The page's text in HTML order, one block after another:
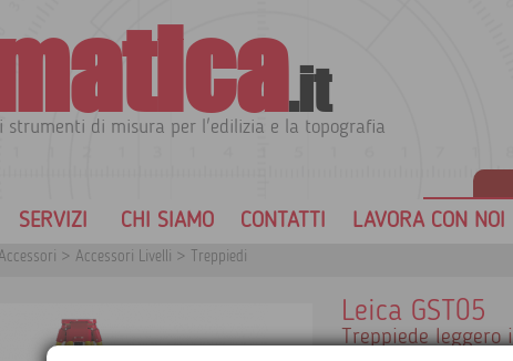
.it
strumenti di misura per l'edilizia e la topografia
SERVIZI CHI SIAMO CONTATTI LAVORA CON NOI
Accessori > Accessori Livelli > Treppiedi
Leica GST05
Treppiede leggero